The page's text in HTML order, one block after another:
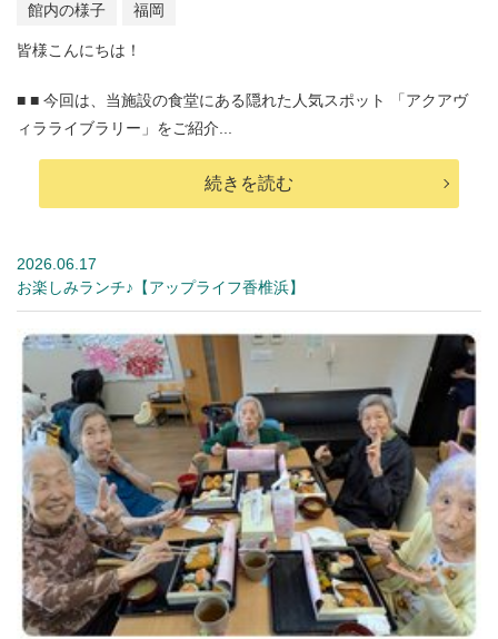
館内の様子 福岡
皆様こんにちは！
■ ■ 今回は、当施設の食堂にある隠れた人気スポット 「アクアヴ
ィラライブラリー」をご紹介...
続きを読む
2026.06.17
お楽しみランチ♪【アップライフ香椎浜】